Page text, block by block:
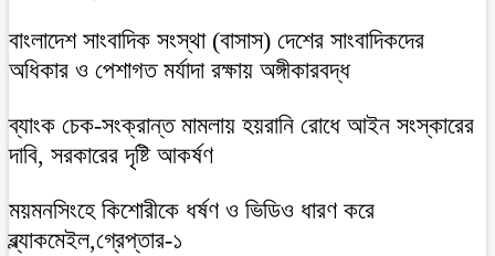
বাংলাদেশ সাংবাদিক সংস্থা (বাসাস) দেশের সাংবাদিকদের
অধিকার ও পেশাগত মর্যাদা রক্ষায় অঙ্গীকারবদ্ধ
ব্যাংক চেক-সংক্রান্ত মামলায় হয়রানি রোধে আইন সংস্কারের
দাবি, সরকারের দৃষ্টি আকর্ষণ
ময়মনসিংহে কিশোরীকে ধর্ষণ ও ভিডিও ধারণ করে
ব্ল্যাকমেইল,গ্রেপ্তার-১